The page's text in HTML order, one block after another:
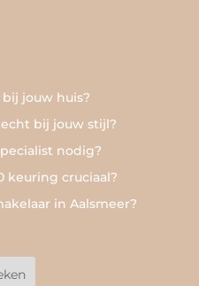
jouw huis?
bij jouw stijl?
nodig?
keuring cruciaal?
in Aalsmeer?